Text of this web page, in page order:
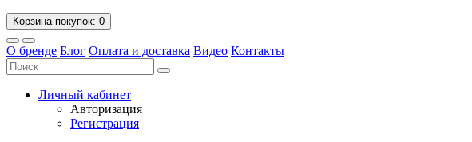
Корзинапокупок: 0
О бренде Блог Оплата и доставка Видео Контакты
Личный кабинет
Авторизация
Регистрация